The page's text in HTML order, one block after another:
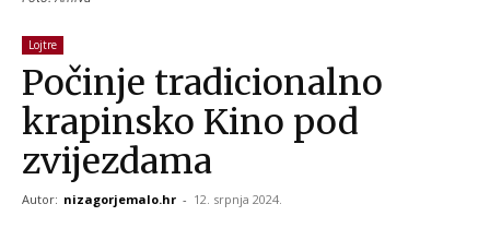
Lojtre
Počinje tradicionalno
krapinsko Kino pod
zvijezdama
Autor: nizagorjemalo.hr - 12. srpnja 2024.